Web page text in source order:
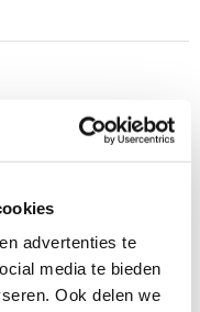
advertenties te
media te bieden
Ook delen we